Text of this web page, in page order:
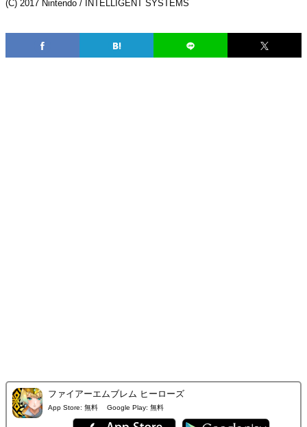
(C) 2017 Nintendo / INTELLIGENT SYSTEMS
ファイアーエムブレム ヒーローズ
App Store: 無料 Google Play: 無料